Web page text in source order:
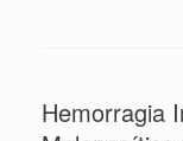
Hemorragia